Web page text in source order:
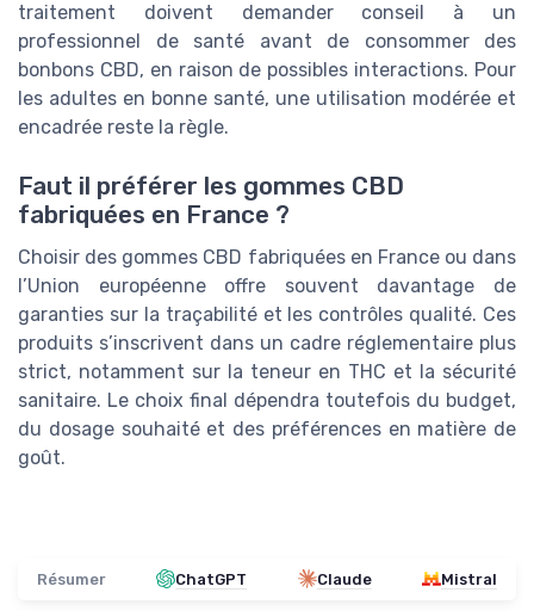
traitement doivent demander conseil à un
professionnel de santé avant de consommer des
bonbons CBD, en raison de possibles interactions. Pour
les adultes en bonne santé, une utilisation modérée et
encadrée reste la règle.
Faut il préférer les gommes CBD
fabriquées en France ?
Choisir des gommes CBD fabriquées en France ou dans
l’Union européenne offre souvent davantage de
garanties sur la traçabilité et les contrôles qualité. Ces
produits s’inscrivent dans un cadre réglementaire plus
strict, notamment sur la teneur en THC et la sécurité
sanitaire. Le choix final dépendra toutefois du budget,
du dosage souhaité et des préférences en matière de
goût.
Résumer ChatGPT Claude Mistral